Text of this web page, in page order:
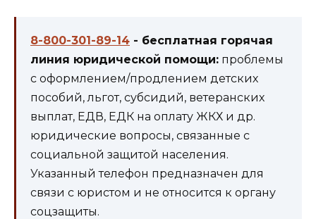
8-800-301-89-14 - бесплатная горячая
линия юридической помощи: проблемы
с оформлением/продлением детских
пособий, льгот, субсидий, ветеранских
выплат, ЕДВ, ЕДК на оплату ЖКХ и др.
юридические вопросы, связанные с
социальной защитой населения.
Указанный телефон предназначен для
связи с юристом и не относится к органу
соцзащиты.